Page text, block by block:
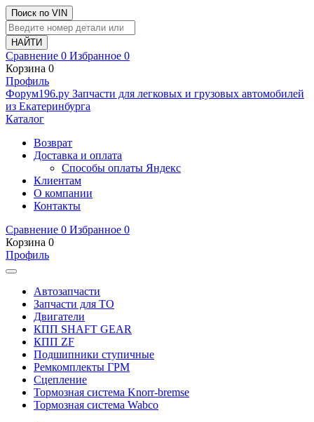
Поиск по VIN
Сравнение 0 Избранное 0
Корзина 0
Профиль
Фoрум196.ру Запчасти для легковых и грузовых автомобилей
из Екатеринбурга
Каталог
Возврат
Доставка и оплата
Способы оплаты Яндекс
Клиентам
О компании
Контакты
Сравнение 0 Избранное 0
Корзина 0
Профиль
Автозапчасти
Запчасти для ТО
Двигатели
КПП SHAFT GEAR
КПП ZF
Подшипники ступичные
Ремкомплекты ГРМ
Сцепление
Тормозная система Knorr-bremse
Тормозная система Wabco